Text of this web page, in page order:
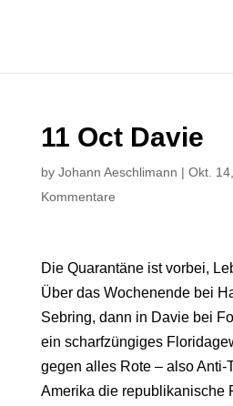
11 Oct Davie
by Johann Aeschlimann | Okt.
Kommentare
Die Quarantäne ist vorbei,
Über das Wochenende bei
Sebring, dann in Davie bei
ein scharfzüngiges
gegen alles Rote – also Anti-
Amerika die republikanische